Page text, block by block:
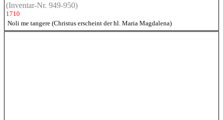
(Inventar-Nr. 949-950)
1710
Noli me tangere (Christus erscheint der hl. Maria Magdalena)